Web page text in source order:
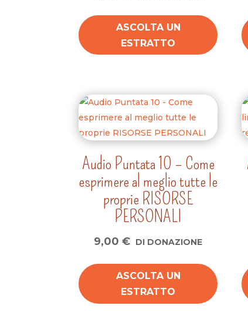
ASCOLTA UN
ESTRATTO
Audio Puntata 10 – Come
esprimere al meglio tutte le
proprie RISORSE
PERSONALI
9,00€ DI DONAZIONE
ASCOLTA UN
ESTRATTO